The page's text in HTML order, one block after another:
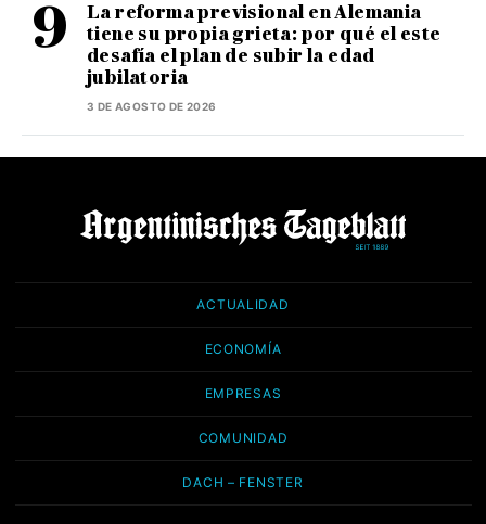
La reforma previsional en Alemania
tiene su propia grieta: por qué el este
desafía el plan de subir la edad
jubilatoria
3 DE AGOSTO DE 2026
ACTUALIDAD
ECONOMÍA
EMPRESAS
COMUNIDAD
DACH – FENSTER